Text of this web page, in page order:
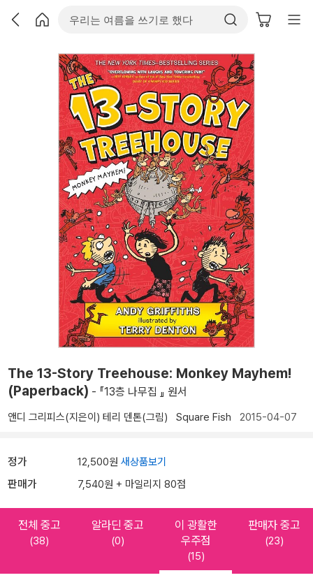
The 13-Story Treehouse: Monkey Mayhem!
(Paperback) - 『13층 나무집 』 원서
앤디 그리피스(지은이) 테리 덴톤(그림) Square Fish 2015-04-07
정가 12,500원 새상품보기
판매가 7,540원 + 마일리지 80점
전체 중고
(38)
알라딘 중고
(0)
이 광활한
우주점
(15)
판매자 중고
(23)